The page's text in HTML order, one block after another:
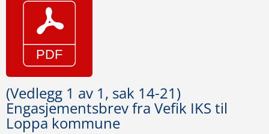
(Vedlegg 1 av 1, sak 14-21)
Engasjementsbrev fra Vefik IKS til
Loppa kommune